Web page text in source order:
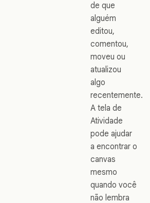
de que
alguém
editou,
comentou,
moveu ou
atualizou
algo
recentemente.
A tela de
Atividade
pode ajudar
a encontrar o
canvas
mesmo
quando você
não lembra